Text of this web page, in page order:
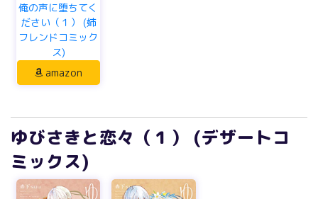
俺の声に堕ちてく
ださい（１） (姉
フレンドコミック
ス)
amazon
ゆびさきと恋々（１） (デザートコ
ミックス)